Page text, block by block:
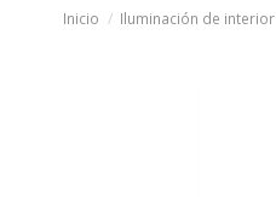
Inicio Iluminación de interior